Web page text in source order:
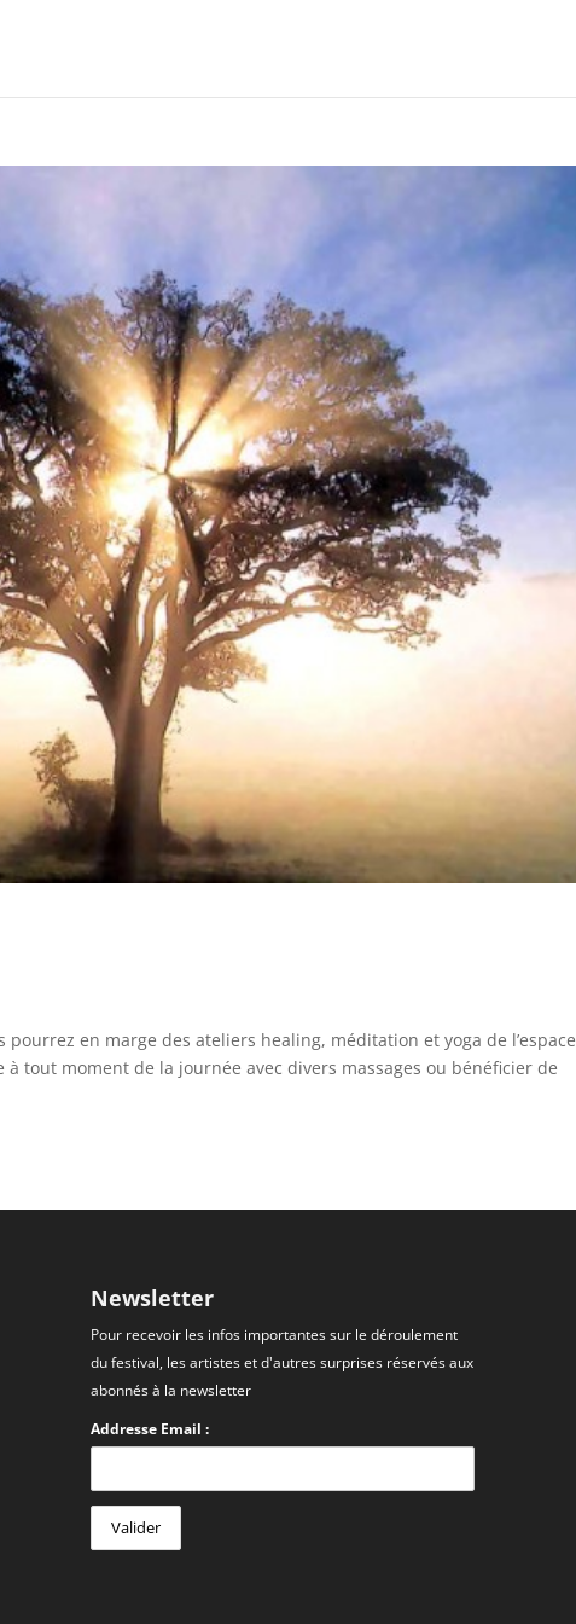
en marge des ateliers healing, méditation et yoga de l’espace
à tout moment de la journée avec divers massages ou bénéficier de
Newsletter
Pour recevoir les infos importantes sur le déroulement
du festival, les artistes et d'autres surprises réservés aux
abonnés à la newsletter
Addresse Email :